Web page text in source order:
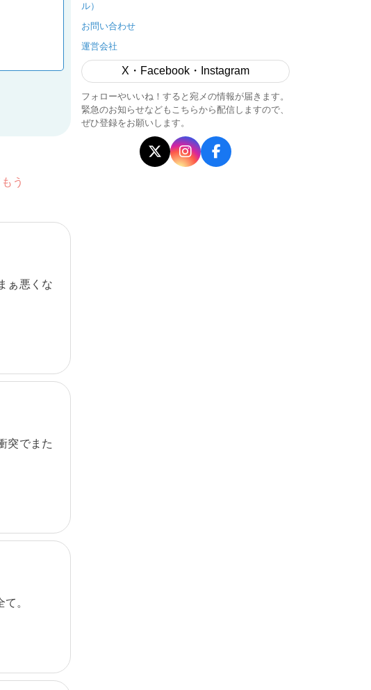
う
ぁ悪くな
突でまた
。
ル）
お問い合わせ
運営会社
X・Facebook・Instagram
フォローやいいね！すると宛メの情報が届きます。
緊急のお知らせなどもこちらから配信しますので、
ぜひ登録をお願いします。